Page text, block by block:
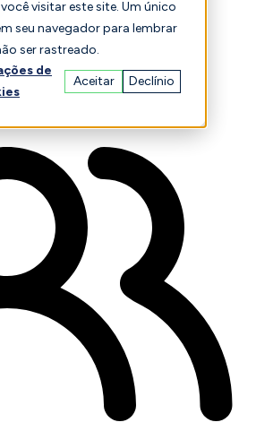
visitar este site. Um único
seu navegador para lembrar
ser rastreado.
de
Aceitar Declínio